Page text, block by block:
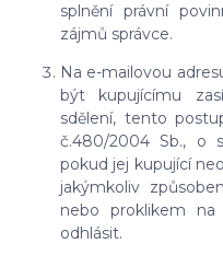
splnění právní
zájmů správce.
Na e-mailovou
být kupujícímu
sdělení, tento
č.480/2004 Sb., o
pokud jej kupující
jakýmkoliv
nebo proklikem
odhlásit.